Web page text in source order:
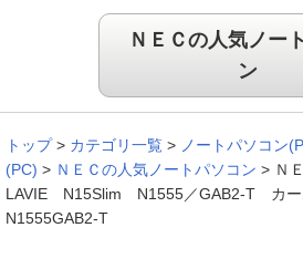
機械が苦手でも、設定
機械が苦手な私でも、取扱説明書を読
出来ました。色が選べればもっと良か
ＮＥＣの人気ノー
ン
トップ > カテゴリ一覧 > ノートパソコン
(PC) > ＮＥＣの人気ノートパソコン > Ｎ
LAVIE N15Slim N1555／GAB2-T カ
N1555GAB2-T